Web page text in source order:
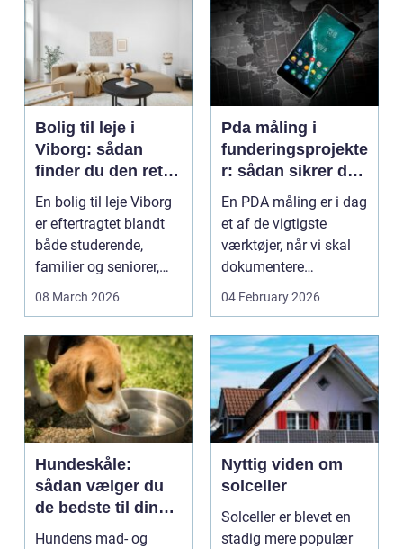
Bolig til leje i
Viborg: sådan
finder du den rette
lejlighed
En bolig til leje Viborg
er eftertragtet blandt
både studerende,
familier og seniorer,
fordi b...
08 March 2026
Pda måling i
funderingsprojekte
r: sådan sikrer du
dokumenteret
bæreevne
En PDA måling er i dag
et af de vigtigste
værktøjer, når vi skal
dokumentere
bæreevnen af pæle til
04 February 2026
Hundeskåle:
sådan vælger du
de bedste til din
hund
Hundens mad- og
Nyttig viden om
solceller
Solceller er blevet en
stadig mere populær